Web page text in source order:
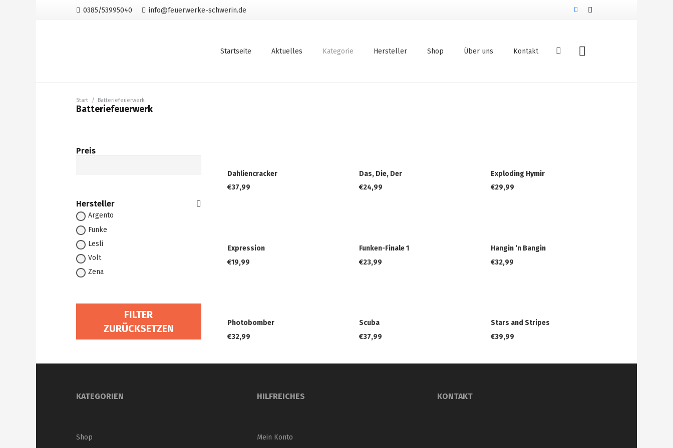
0385/53995040 info@feuerwerke-schwerin.de
Startseite Aktuelles Kategorie Hersteller Shop Über uns Kontakt
Start / Batteriefeuerwerk
Batteriefeuerwerk
Preis
Hersteller
Argento
Funke
Lesli
Volt
Zena
FILTER
ZURÜCKSETZEN
Dahliencracker
€37,99
Das, Die, Der
€24,99
Exploding Hymir
€29,99
Expression
€19,99
Funken-Finale 1
€23,99
Hangin ‘n Bangin
€32,99
Photobomber
€32,99
Scuba
€37,99
Stars and Stripes
€39,99
KATEGORIEN
Shop
HILFREICHES
Mein Konto
KONTAKT